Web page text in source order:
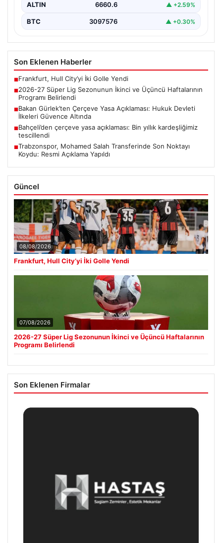
ALTIN 6660.6 ▲ +2.59%
BTC 3097576 ▲ +0.30%
Son Eklenen Haberler
■Frankfurt, Hull City’yi İki Golle Yendi
■2026-27 Süper Lig Sezonunun İkinci ve Üçüncü Haftalarının
Programı Belirlendi
■Bakan Gürlek’ten Çerçeve Yasa Açıklaması: Hukuk Devleti
İlkeleri Güvence Altında
■Bahçeli’den çerçeve yasa açıklaması: Bin yıllık kardeşliğimiz
tescillendi
■Trabzonspor, Mohamed Salah Transferinde Son Noktayı
Koydu: Resmi Açıklama Yapıldı
Güncel
08/08/2026
Frankfurt, Hull City’yi İki Golle Yendi
07/08/2026
2026-27 Süper Lig Sezonunun İkinci ve Üçüncü Haftalarının
Programı Belirlendi
Son Eklenen Firmalar